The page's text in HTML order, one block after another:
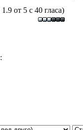
от 5 с 40 гласа)